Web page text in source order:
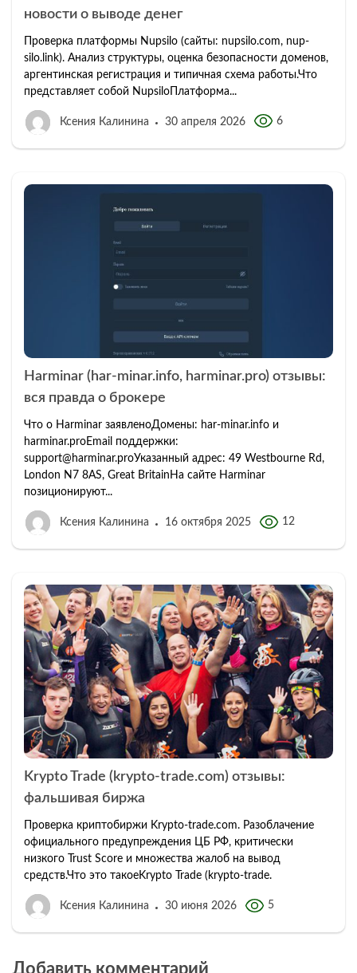
новости о выводе денег
Проверка платформы Nupsilo (сайты: nupsilo.com, nup-
silo.link). Анализ структуры, оценка безопасности доменов,
аргентинская регистрация и типичная схема работы.Что
представляет собой NupsiloПлатформа...
Ксения Калинина 30 апреля 2026 6
Harminar (har-minar.info, harminar.pro) отзывы:
вся правда о брокере
Что о Harminar заявленоДомены: har-minar.info и
harminar.proEmail поддержки:
support@harminar.proУказанный адрес: 49 Westbourne Rd,
London N7 8AS, Great BritainНа сайте Harminar
позиционируют...
Ксения Калинина 16 октября 2025 12
Krypto Trade (krypto-trade.com) отзывы:
фальшивая биржа
Проверка криптобиржи Krypto-trade.com. Разоблачение
официального предупреждения ЦБ РФ, критически
низкого Trust Score и множества жалоб на вывод
средств.Что это такоеKrypto Trade (krypto-trade.
Ксения Калинина 30 июня 2026 5
Добавить комментарий